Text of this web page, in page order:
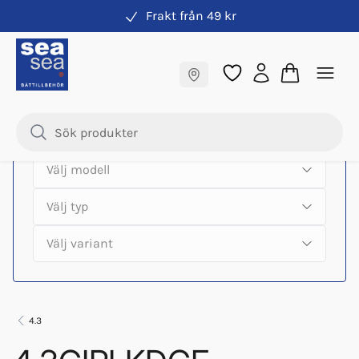
Frakt från 49 kr
Samma pris online & i butik
Hitta rätt produkter till din båtmotor
4.3